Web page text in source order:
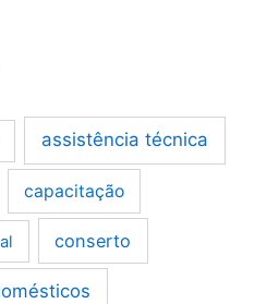
assistência técnica
capacitação
conserto